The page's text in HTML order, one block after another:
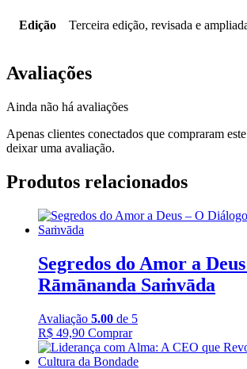
Edição Terceira edição, revisada e
Avaliações
Ainda não há avaliações
Apenas clientes conectados que compraram
deixar uma avaliação.
Produtos relacionados
Segredos do Amor a
Rāmānanda Saṁvāda
Avaliação 5.00 de 5
R$ 49,90 Comprar